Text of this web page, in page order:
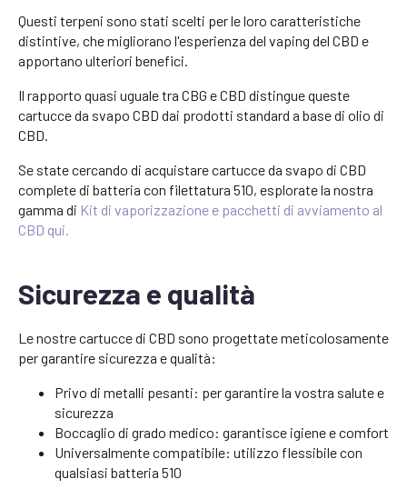
Questi terpeni sono stati scelti per le loro caratteristiche
distintive, che migliorano l'esperienza del vaping del CBD e
apportano ulteriori benefici.
Il rapporto quasi uguale tra CBG e CBD distingue queste
cartucce da svapo CBD dai prodotti standard a base di olio di
CBD.
Se state cercando di acquistare cartucce da svapo di CBD
complete di batteria con filettatura 510, esplorate la nostra
gamma di Kit di vaporizzazione e pacchetti di avviamento al
CBD qui.
Sicurezza e qualità
Le nostre cartucce di CBD sono progettate meticolosamente
per garantire sicurezza e qualità:
Privo di metalli pesanti: per garantire la vostra salute e
sicurezza
Boccaglio di grado medico: garantisce igiene e comfort
Universalmente compatibile: utilizzo flessibile con
qualsiasi batteria 510